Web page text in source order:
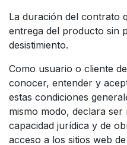
La duración del contrato
entrega del producto sin
desistimiento.
Como usuario o cliente
conocer, entender y
estas condiciones
mismo modo, declara
capacidad jurídica y de
acceso a los sitios web